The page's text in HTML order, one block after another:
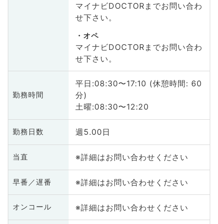
マイナビDOCTORまでお問い合わ
せ下さい。
オペ
マイナビDOCTORまでお問い合わ
せ下さい。
勤務時間
平日:08:30〜17:10 (休憩時間: 60
分)
土曜:08:30〜12:20
勤務日数 週5.00日
当直 ※詳細はお問い合わせください
早番／遅番 ※詳細はお問い合わせください
オンコール ※詳細はお問い合わせください